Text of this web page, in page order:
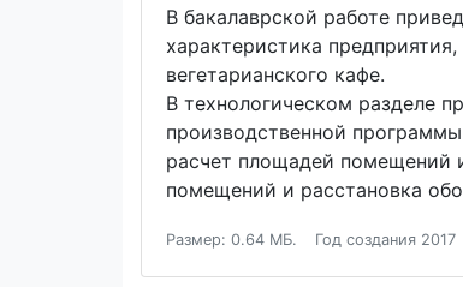
В бакалаврской работе
характеристика
вегетарианского кафе.
В технологическом разделе
производственной
расчет площадей помещений
помещений и расстановка
Размер: 0.64 МБ. Год создания 2017